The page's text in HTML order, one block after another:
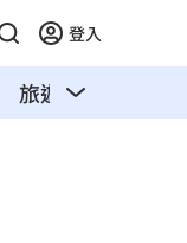
登入
旅遊 汽車